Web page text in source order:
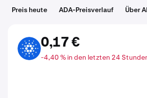
Preis heute ADA-Preisverlauf Über
ADA 0,17 €
-4,40 % in den letzten 24